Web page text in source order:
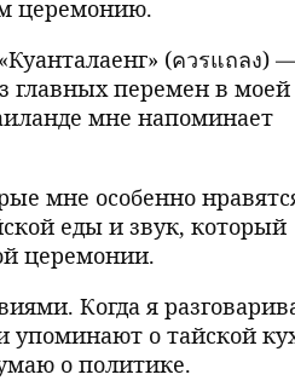
церемонию.
(ควรแถลง)
главных перемен в моей
мне напоминает
мне особенно
еды и звук, который
церемонии.
Когда я
упоминают о тайской
о политике.